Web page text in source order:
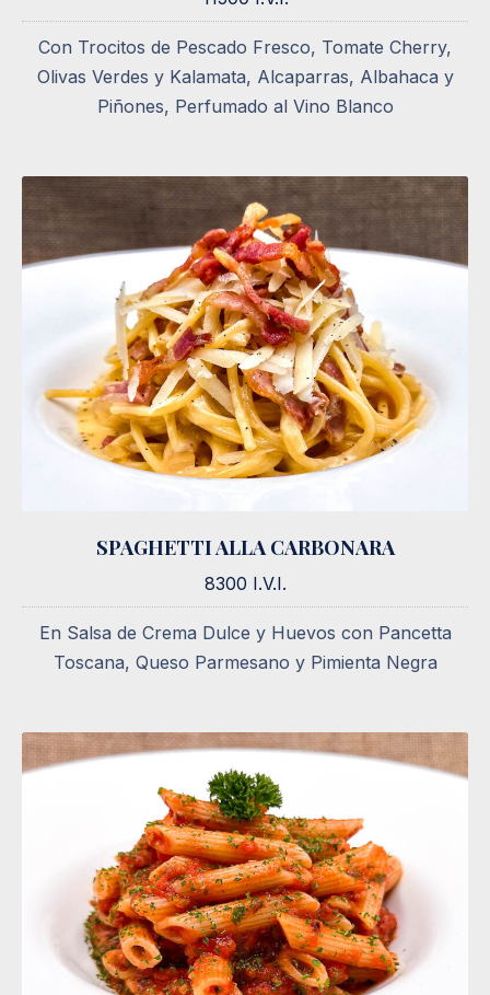
Con Trocitos de Pescado Fresco, Tomate Cherry,
Olivas Verdes y Kalamata, Alcaparras, Albahaca y
Piñones, Perfumado al Vino Blanco
8300 I.V.I.
SPAGHETTI ALLA CARBONARA
8300 I.V.I.
En Salsa de Crema Dulce y Huevos con Pancetta
Toscana, Queso Parmesano y Pimienta Negra